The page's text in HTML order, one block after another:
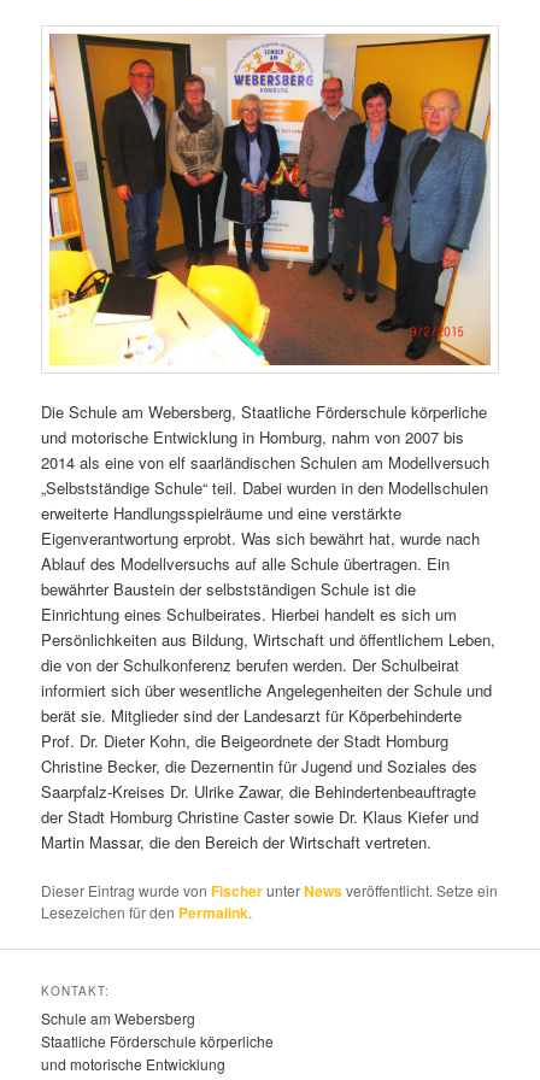
Die Schule am Webersberg, Staatliche Förderschule körperliche
und motorische Entwicklung in Homburg, nahm von 2007 bis
2014 als eine von elf saarländischen Schulen am Modellversuch
„Selbstständige Schule“ teil. Dabei wurden in den Modellschulen
erweiterte Handlungsspielräume und eine verstärkte
Eigenverantwortung erprobt. Was sich bewährt hat, wurde nach
Ablauf des Modellversuchs auf alle Schule übertragen. Ein
bewährter Baustein der selbstständigen Schule ist die
Einrichtung eines Schulbeirates. Hierbei handelt es sich um
Persönlichkeiten aus Bildung, Wirtschaft und öffentlichem Leben,
die von der Schulkonferenz berufen werden. Der Schulbeirat
informiert sich über wesentliche Angelegenheiten der Schule und
berät sie. Mitglieder sind der Landesarzt für Köperbehinderte
Prof. Dr. Dieter Kohn, die Beigeordnete der Stadt Homburg
Christine Becker, die Dezernentin für Jugend und Soziales des
Saarpfalz-Kreises Dr. Ulrike Zawar, die Behindertenbeauftragte
der Stadt Homburg Christine Caster sowie Dr. Klaus Kiefer und
Martin Massar, die den Bereich der Wirtschaft vertreten.
Dieser Eintrag wurde vonFischerunterNewsveröffentlicht. Setze ein
Lesezeichen für den Permalink.
KONTAKT:
Schule am Webersberg
Staatliche Förderschule körperliche
und motorische Entwicklung